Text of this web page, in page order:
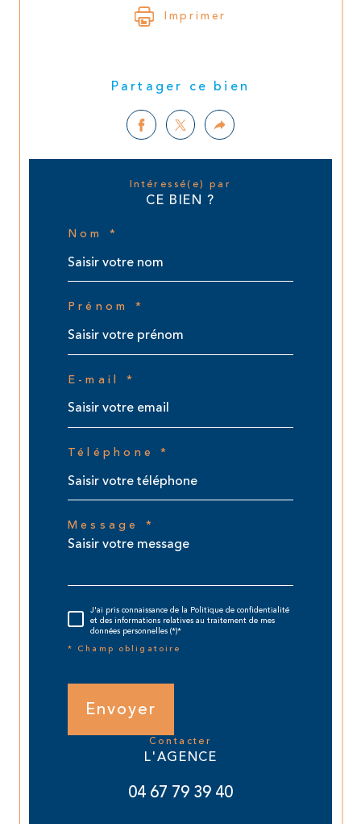
Imprimer
Partager ce bien
Intéressé(e) par
CE BIEN ?
Nom *
Prénom *
E-mail *
Téléphone *
Message *
J'ai pris connaissance de la Politique de confidentialité
et des informations relatives au traitement de mes
données personnelles (*)*
* Champ obligatoire
Envoyer
contacter
L'AGENCE
04 67 79 39 40